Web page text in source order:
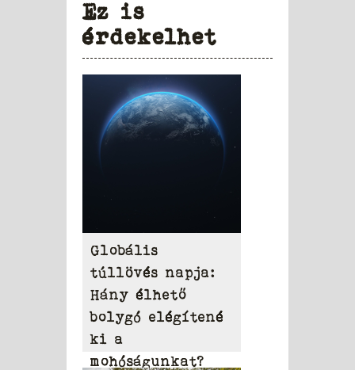
Ez is
érdekelhet
Globális
túllövés napja:
Hány élhető
bolygó elégítené
ki a
mohóságunkat?